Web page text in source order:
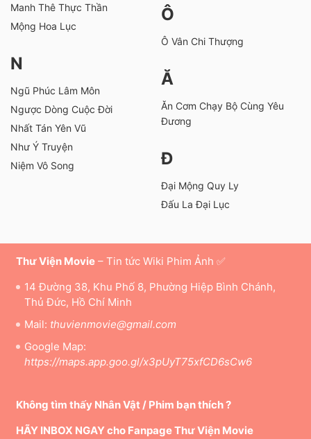
Manh Thê Thực Thần
Mộng Hoa Lục
N
Ngũ Phúc Lâm Môn
Ngược Dòng Cuộc Đời
Nhất Tán Yên Vũ
Như Ý Truyện
Niệm Vô Song
Ô
Ô Vân Chi Thượng
Ă
Ăn Cơm Chạy Bộ Cùng Yêu
Đương
Đ
Đại Mộng Quy Ly
Đấu La Đại Lục
Thư Viện Movie– Tin tức Wiki Phim Ảnh ✅
14 Đường 38, Khu Phố 8, Phường Hiệp Bình Chánh,
Thủ Đức, Hồ Chí Minh
Mail: thuvienmovie@gmail.com
Google Map:
https://maps.app.goo.gl/x3pUyT75xfCD6sCw6
Không tìm thấy Nhân Vật / Phim bạn thích ?
HÃY INBOX NGAY cho Fanpage Thư Viện Movie